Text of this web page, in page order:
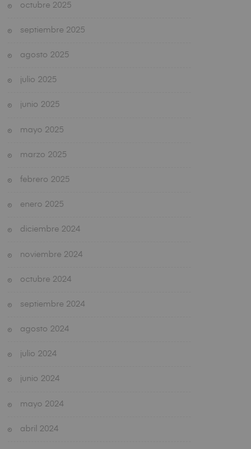
octubre 2025
septiembre 2025
agosto 2025
julio 2025
junio 2025
mayo 2025
marzo 2025
febrero 2025
enero 2025
diciembre 2024
noviembre 2024
octubre 2024
septiembre 2024
agosto 2024
julio 2024
junio 2024
mayo 2024
abril 2024